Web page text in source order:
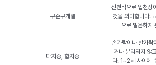
구순구개열
선천적으로 입천장
것을 의미합니다.
으로 발음하지
다지증, 합지증
손가락이나 발가락
거나 분리되지 않
다. 1~2세 사이에